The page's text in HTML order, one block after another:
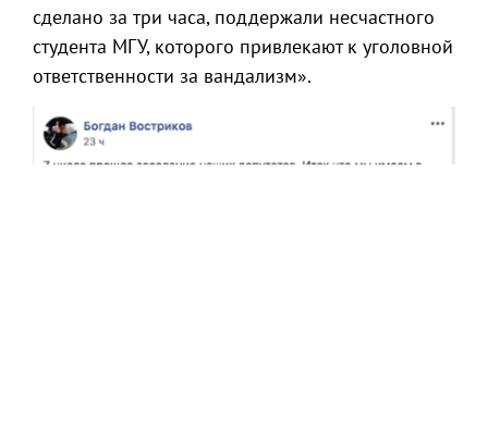
сделано за три часа, поддержали несчастного
студента МГУ, которого привлекают к уголовной
ответственности за вандализм».